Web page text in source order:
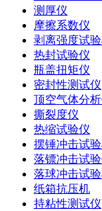
测厚仪
摩擦系数仪
剥离强度试
热封试验仪
瓶盖扭矩仪
密封性测试仪
顶空气体分
撕裂度仪
热缩试验仪
摆锤冲击试
落镖冲击试
落球冲击试
纸箱抗压机
持粘性测试仪